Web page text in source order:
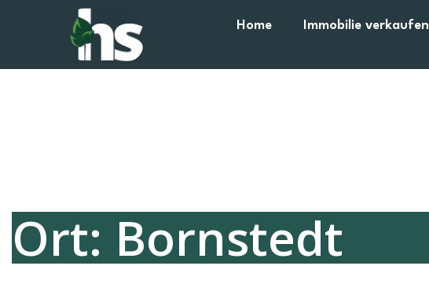
Home Immobilie verkaufen
Ort: Bornstedt